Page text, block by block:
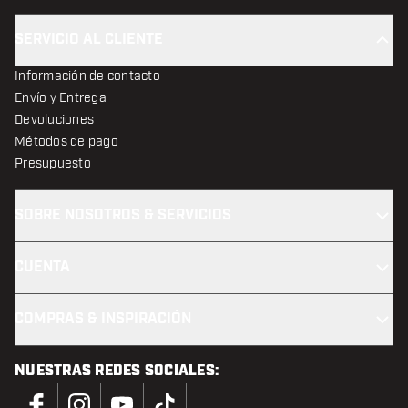
Información de contacto
Envío y Entrega
Devoluciones
Métodos de pago
Presupuesto
NUESTRAS REDES SOCIALES: